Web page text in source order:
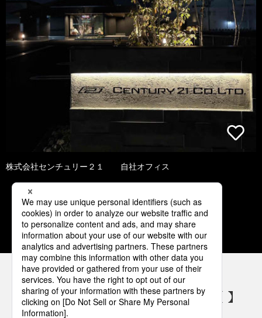
株式会社センチュリー２１ 自社オフィス
1 2 3 4 5
パナソニックの電気設備 SNSアカウント